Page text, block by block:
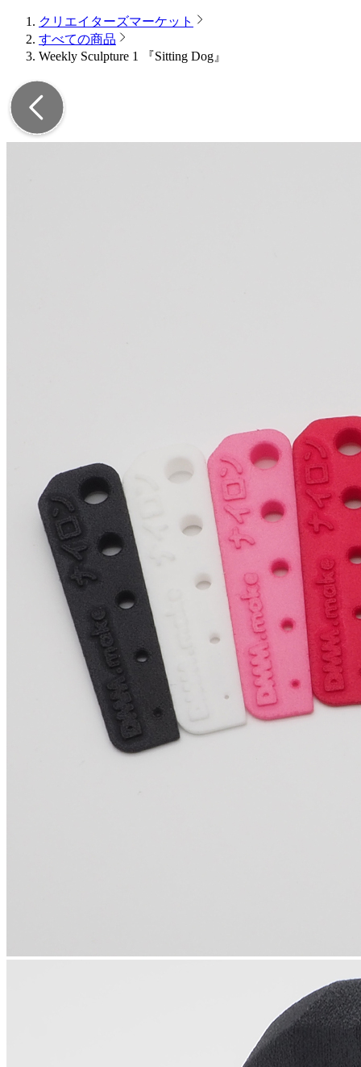
クリエイターズマーケット
すべての商品
Weekly Sculpture 1 『Sitting Dog』